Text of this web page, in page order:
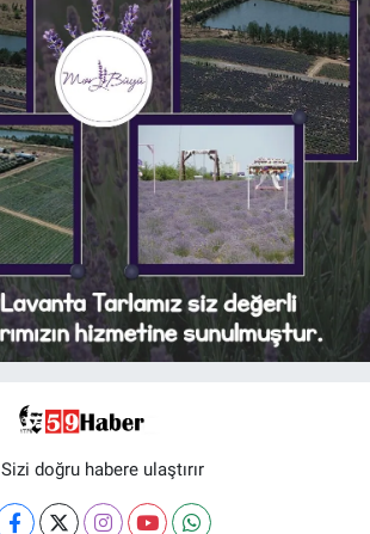
Sizi doğru habere ulaştırır